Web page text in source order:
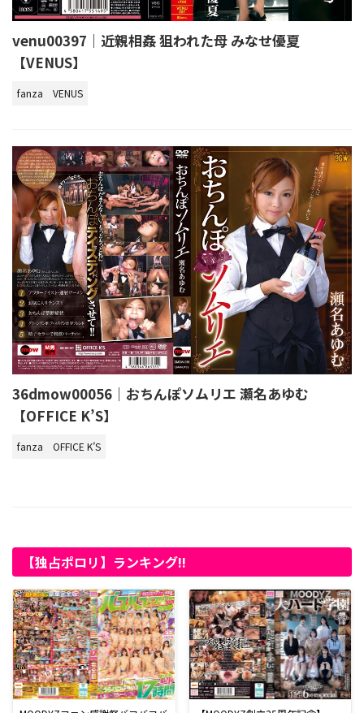
venu00397｜近親相姦 狙われた母 みなせ優夏
【VENUS】
fanza VENUS
36dmow00056｜おちんぽソムリエ 瀬名あゆむ
【OFFICE K’S】
fanza OFFICE K’S
【独占ポロリ】ランキング!!